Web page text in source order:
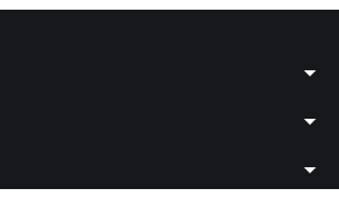
arrow_drop_down
arrow_drop_down
arrow_drop_down